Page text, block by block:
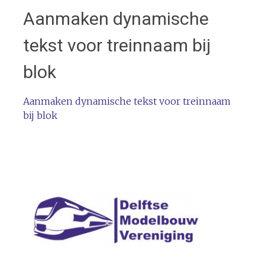
Aanmaken dynamische
tekst voor treinnaam bij
blok
Aanmaken dynamische tekst voor treinnaam
bij blok